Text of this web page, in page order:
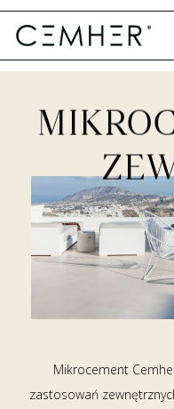
Skip
main
Mikrocement
zastosowań